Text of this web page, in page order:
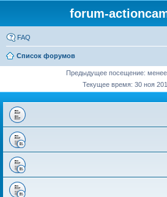
forum-
FAQ
Список форумов
Предыдущее посещение:
Текущее время: 30 ноя